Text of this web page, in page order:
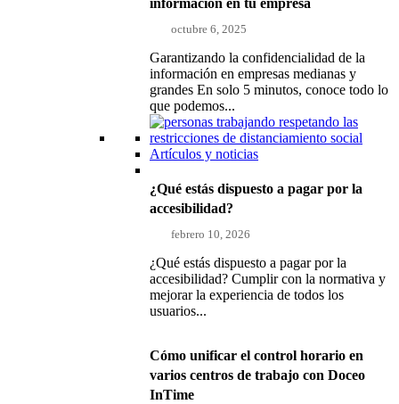
información en tu empresa
octubre 6, 2025
Garantizando la confidencialidad de la
información en empresas medianas y
grandes En solo 5 minutos, conoce todo lo
que podemos...
Artículos y noticias
¿Qué estás dispuesto a pagar por la
accesibilidad?
febrero 10, 2026
¿Qué estás dispuesto a pagar por la
accesibilidad? Cumplir con la normativa y
mejorar la experiencia de todos los
usuarios...
Cómo unificar el control horario en
varios centros de trabajo con Doceo
InTime